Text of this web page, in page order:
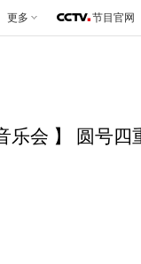
更多 节目官网
乐会 】 圆号